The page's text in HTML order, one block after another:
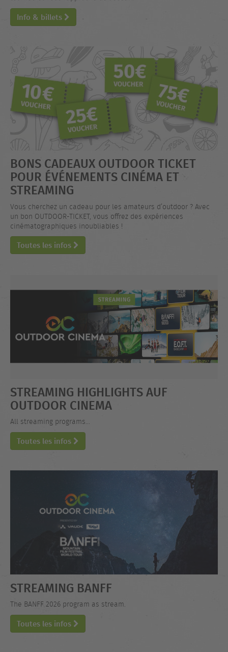
Info & billets
BONS CADEAUX OUTDOOR TICKET
POUR ÉVÉNEMENTS CINÉMA ET
STREAMING
Vous cherchez un cadeau pour les amateurs d’outdoor ? Avec
un bon OUTDOOR-TICKET, vous offrez des expériences
cinématographiques inoubliables !
Toutes les infos
STREAMING HIGHLIGHTS AUF
OUTDOOR CINEMA
All streaming programs...
Toutes les infos
STREAMING BANFF
The BANFF 2026 program as stream.
Toutes les infos